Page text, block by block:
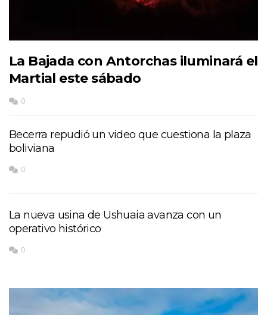
La Bajada con Antorchas iluminará el
Martial este sábado
0
Becerra repudió un video que cuestiona la plaza
boliviana
0
La nueva usina de Ushuaia avanza con un
operativo histórico
0